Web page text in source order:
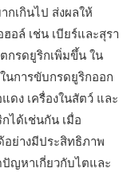
กเกินไป ส่งผลให้
อล์ เช่น เบียร์และสุรา
กรดยูริกเพิ่มขึ้น ใน
นการขับกรดยูริกออก
ดง เครื่องในสัตว์ และ
ได้เช่นกัน เมื่อ
อย่างมีประสิทธิภาพ
ปัญหาเกี่ยวกับไตและ